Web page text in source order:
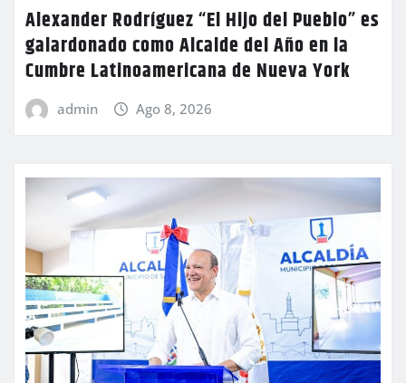
Alexander Rodríguez “El Hijo del Pueblo” es
galardonado como Alcalde del Año en la
Cumbre Latinoamericana de Nueva York
admin Ago 8, 2026